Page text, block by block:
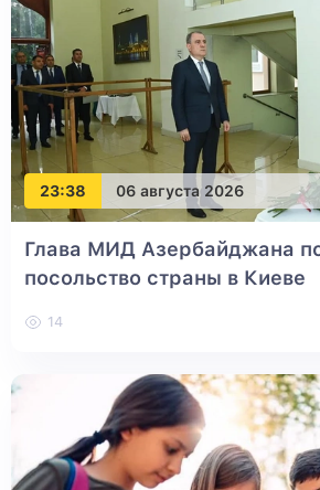
23:38 06 августа 2026
Глава МИД Азербайджана
посольство страны в Киеве
14